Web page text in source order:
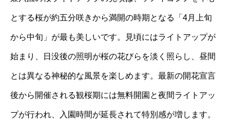
とする桜が約五分咲きから満開の時期となる「4月上旬
から中旬」が最も美しいです。見頃にはライトアップが
始まり、日没後の照明が桜の花びらを淡く照らし、昼間
とは異なる神秘的な風景を楽しめます。最新の開花宣言
後から開催される観桜期には無料開園と夜間ライトアッ
プが行われ、入園時間が延長されて特別感が増します。